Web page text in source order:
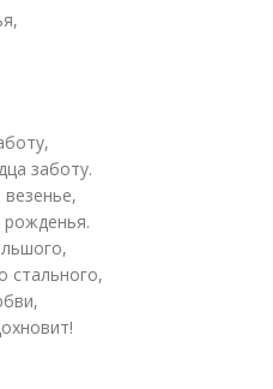
заботу.
везенье,
стального,